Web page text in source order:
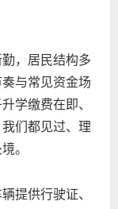
，居民结构多
与常见资金场
学缴费在即、
们都见过、理
。
提供行驶证、